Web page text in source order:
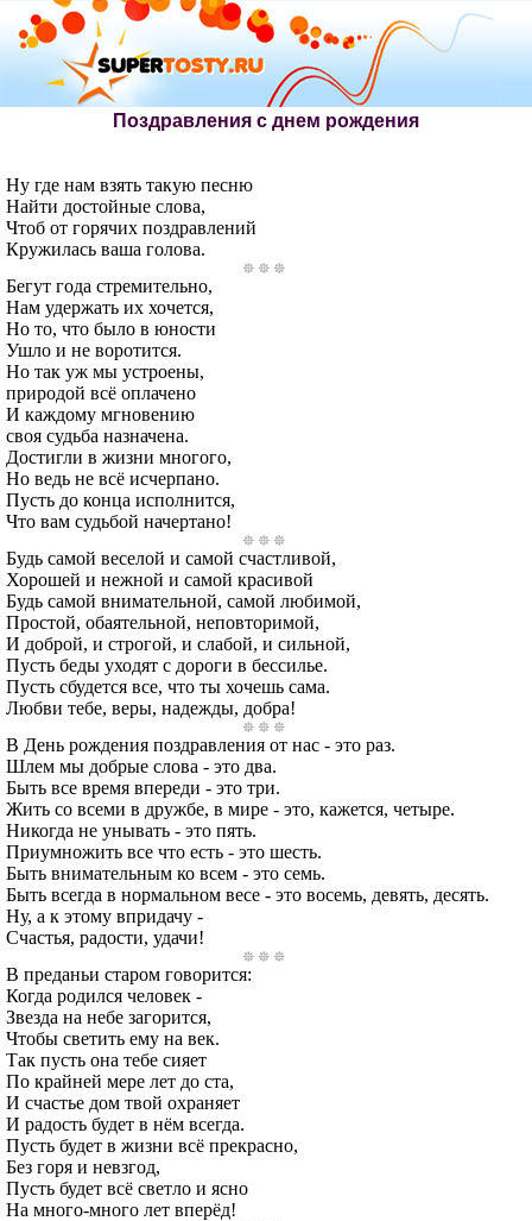
Поздравления с днем рождения
Hу где нам взять такую песню
Найти достойные слова,
Чтоб от горячих поздравлений
Кружилась ваша голова.
Бегут года стремительно,
Нам удержать их хочется,
Hо то, что было в юности
Ушло и не воротится.
Hо так уж мы устроены,
природой всё оплачено
И каждому мгновению
своя судьба назначена.
Достигли в жизни многого,
Но ведь не всё исчерпано.
Пусть до конца исполнится,
Что вам судьбой начертано!
Будь самой веселой и самой счастливой,
Хорошей и нежной и самой красивой
Будь самой внимательной, самой любимой,
Простой, обаятельной, неповторимой,
И доброй, и строгой, и слабой, и сильной,
Пусть беды уходят с дороги в бессилье.
Пусть сбудется все, что ты хочешь сама.
Любви тебе, веры, надежды, добра!
В День рождения поздравления от нас - это раз.
Шлем мы добрые слова - это два.
Быть все время впереди - это три.
Жить со всеми в дружбе, в мире - это, кажется, четыре.
Никогда не унывать - это пять.
Приумножить все что есть - это шесть.
Быть внимательным ко всем - это семь.
Быть всегда в нормальном весе - это восемь, девять, десять.
Ну, а к этому впридачу -
Счастья, радости, удачи!
В преданьи старом говорится:
Когда родился человек -
Звезда на небе загорится,
Чтобы светить ему на век.
Так пусть она тебе сияет
По крайней мере лет до ста,
И счастье дом твой охраняет
И радость будет в нём всегда.
Пусть будет в жизни всё прекрасно,
Без горя и невзгод,
Пусть будет всё светло и ясно
На много-много лет вперёд!